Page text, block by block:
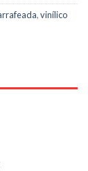
,vinílico